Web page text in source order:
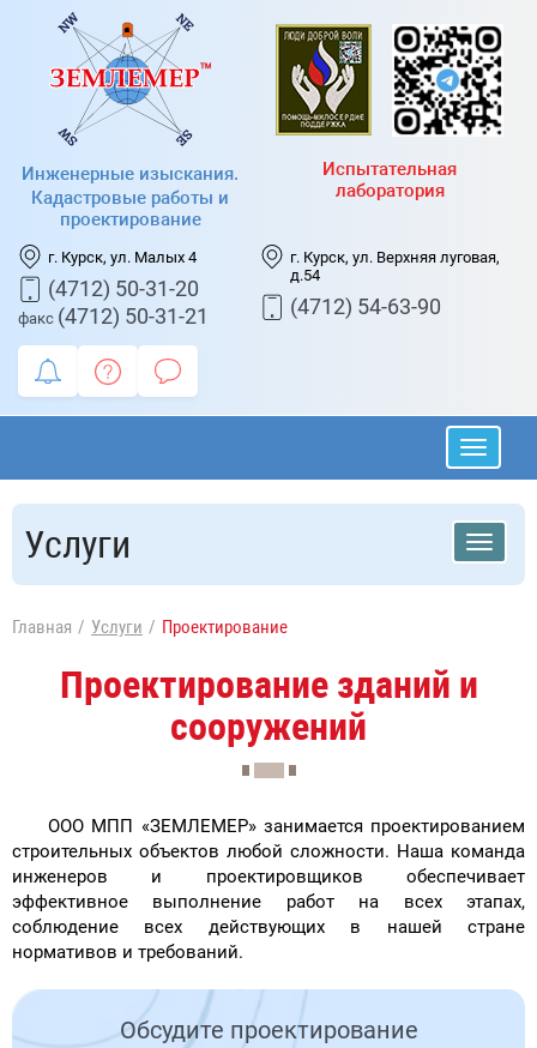
Инженерные изыскания.
Кадастровые работы и
проектирование
г. Курск, ул. Малых 4
(4712) 50-31-20
факс (4712) 50-31-21
Испытательная
лаборатория
г. Курск, ул. Верхняя луговая,
д.54
(4712) 54-63-90
Услуги
Главная Услуги Проектирование
Проектирование зданий и
сооружений
ООО МПП «ЗЕМЛЕМЕР» занимается проектированием
строительных объектов любой сложности. Наша команда
инженеров и проектировщиков обеспечивает
эффективное выполнение работ на всех этапах,
соблюдение всех действующих в нашей стране
нормативов и требований.
Обсудите проектирование